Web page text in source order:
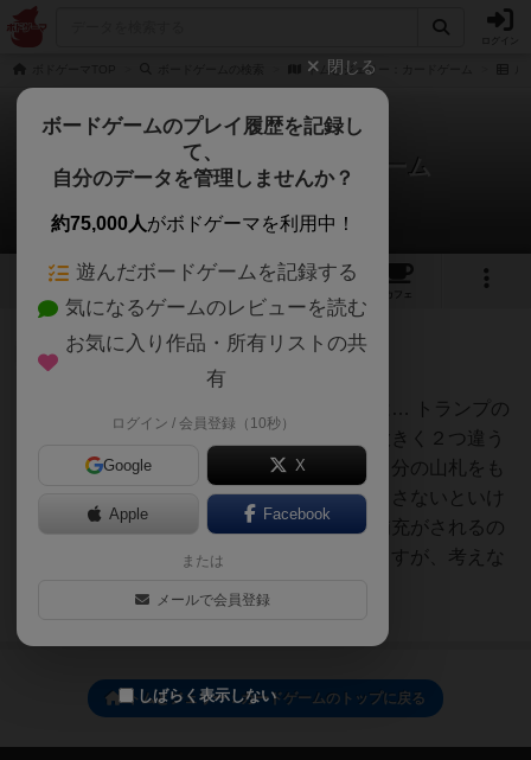
トムとジェリー：カードゲーム
トムとジェリー：カードゲーム
1件のルール/インスト
4 2
カフェ
220名
トム＆ジェリーカードゲームとは… トランプの
大富豪のようなルールですが、大きく２つ違う
ところがあります。まず、各人自分の山札をも
っていて手札と山札の両方をなくさないといけ
ない。カードを出せば山札から補充がされるの
で、どんどん減らすことができますが、考えな
国王
ール専門ちゃ
トムとジェリー：カードゲームのトップに戻る
閉じる
ボードゲームのプレイ履歴を記録し
て、
自分のデータを管理しませんか？
約75,000人がボドゲーマを利用中！
遊んだボードゲームを記録する
気になるゲームのレビューを読む
お気に入り作品・所有リストの共
有
ログイン / 会員登録（10秒）
Google X
Apple Facebook
または
メールで会員登録
しばらく表示しない